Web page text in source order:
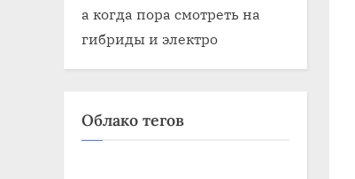
а когда пора смотреть на
гибриды и электро
Облако тегов